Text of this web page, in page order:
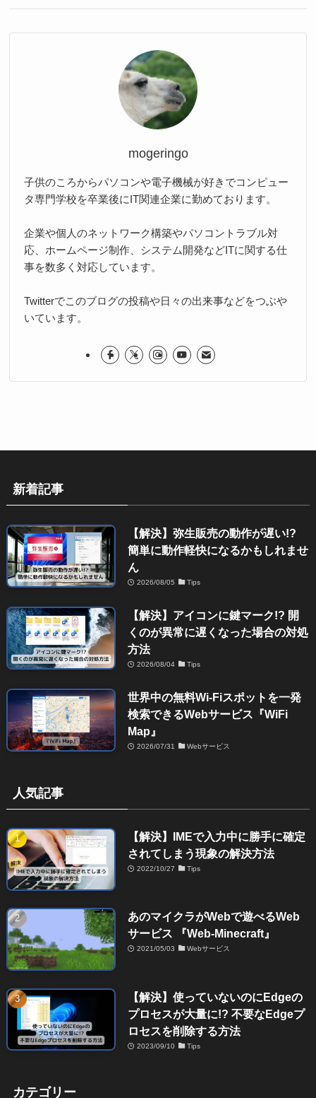
mogeringo
子供のころからパソコンや電子機械が好きでコンピュー
タ専門学校を卒業後にIT関連企業に勤めております。
企業や個人のネットワーク構築やパソコントラブル対
応、ホームページ制作、システム開発などITに関する仕
事を数多く対応しています。
Twitterでこのブログの投稿や日々の出来事などをつぶや
いています。
新着記事
【解決】弥生販売の動作が遅い!?
簡単に動作軽快になるかもしれませ
ん
2026/08/05 Tips
【解決】アイコンに鍵マーク!? 開
くのが異常に遅くなった場合の対処
方法
2026/08/04 Tips
世界中の無料Wi-Fiスポットを一発
検索できるWebサービス『WiFi
Map』
2026/07/31 Webサービス
人気記事
【解決】IMEで入力中に勝手に確定
されてしまう現象の解決方法
2022/10/27 Tips
あのマイクラがWebで遊べるWeb
サービス 『Web-Minecraft』
2021/05/03 Webサービス
【解決】使っていないのにEdgeの
プロセスが大量に!? 不要なEdgeプ
ロセスを削除する方法
2023/09/10 Tips
カテゴリー